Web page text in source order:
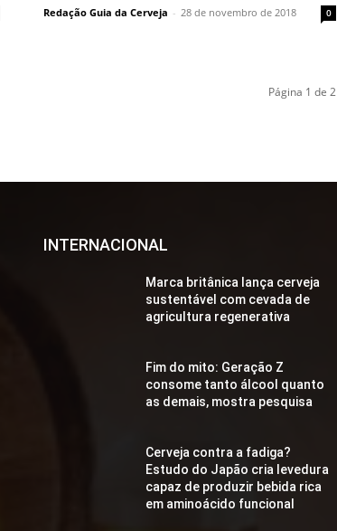
Redação Guia da Cerveja - 28 de novembro de 2018 0
Página 1 de 2
INTERNACIONAL
Marca britânica lança cerveja
sustentável com cevada de
agricultura regenerativa
Fim do mito: Geração Z
consome tanto álcool quanto
as demais, mostra pesquisa
Cerveja contra a fadiga?
Estudo do Japão cria levedura
capaz de produzir bebida rica
em aminoácido funcional